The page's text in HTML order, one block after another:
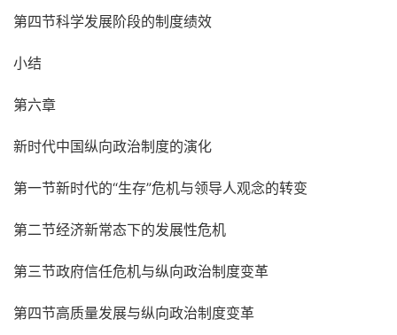
第四节科学发展阶段的制度绩效
小结
第六章
新时代中国纵向政治制度的演化
第一节新时代的“生存”危机与领导人观念的转变
第二节经济新常态下的发展性危机
第三节政府信任危机与纵向政治制度变革
第四节高质量发展与纵向政治制度变革